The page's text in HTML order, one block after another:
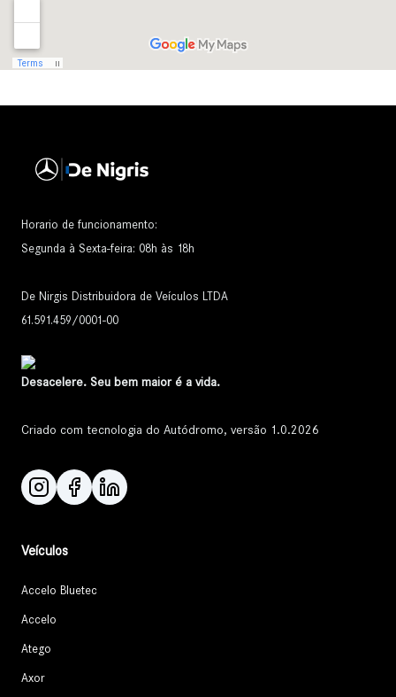
Horario de funcionamento:
Segunda à Sexta-feira: 08h às 18h
De Nirgis Distribuidora de Veículos LTDA
61.591.459/0001-00
Desacelere. Seu bem maior é a vida.
Criado com tecnologia do Autódromo, versão 1.0.2026
Veículos
Accelo Bluetec
Accelo
Atego
Axor